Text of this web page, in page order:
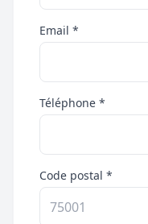
Email *
Téléphone *
Code postal *